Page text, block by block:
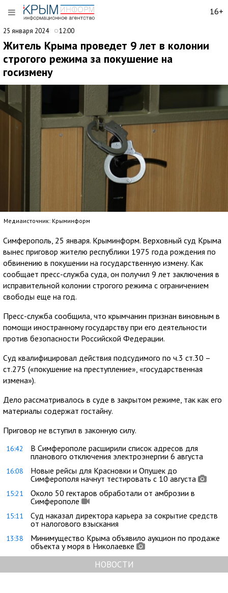
16+
25 января 2024 12:00
Житель Крыма проведет 9 лет в колонии
строгого режима за покушение на
госизмену
Медиаисточник: Крыминформ
Симферополь, 25 января. Крыминформ. Верховный суд Крыма
вынес приговор жителю республики 1975 года рождения по
обвинению в покушении на государственную измену. Как
сообщает пресс-служба суда, он получил 9 лет заключения в
исправительной колонии строгого режима с ограничением
свободы еще на год.
Пресс-служба сообщила, что крымчанин признан виновным в
помощи иностранному государству при его деятельности
против безопасности Российской Федерации.
Суд квалифицировал действия подсудимого по ч.3 ст.30 –
ст.275 («покушение на преступление», «государственная
измена»).
Дело рассматривалось в суде в закрытом режиме, так как его
материалы содержат гостайну.
Приговор не вступил в законную силу.
16:42
В Симферополе расширили список адресов для
планового отключения электроэнергии 6 августа
16:08
Новые рейсы для Красновки и Опушек до
Симферополя начнут тестировать с 10 августа
15:21
Около 50 гектаров обработали от амброзии в
Симферополе
15:11
Суд наказал директора карьера за сокрытие средств
от налогового взыскания
13:38
Минимущество Крыма объявило аукцион по продаже
объекта у моря в Николаевке
НОВОСТИ